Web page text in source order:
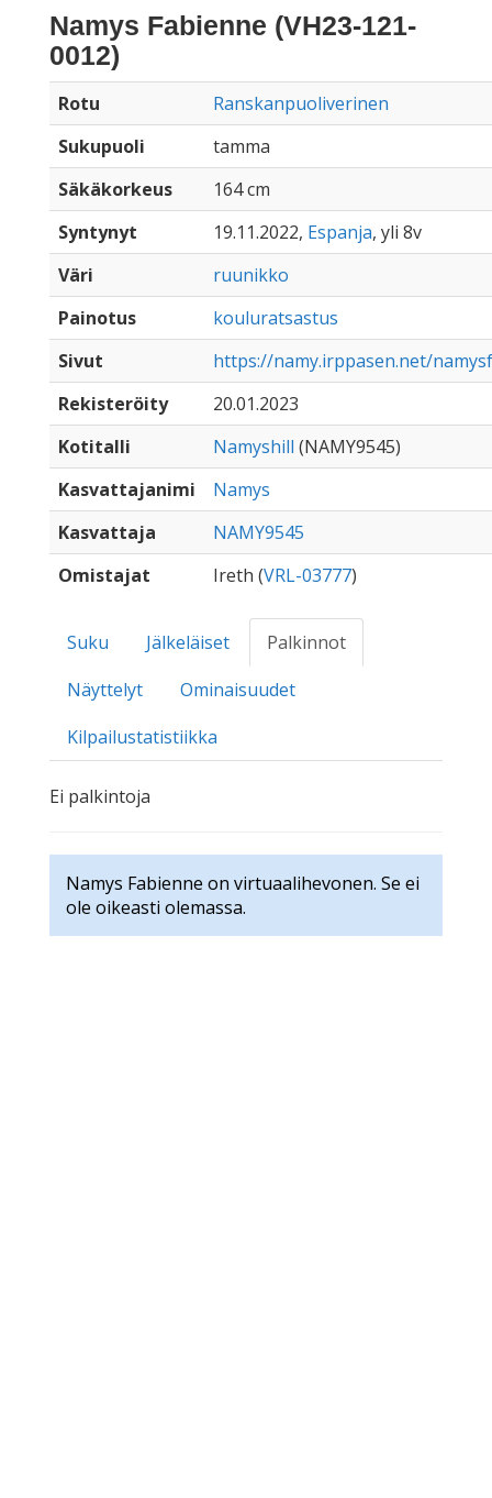
Namys Fabienne (VH23-121-
0012)
Rotu
Ranskanpuoliverinen
Sukupuoli
tamma
Säkäkorkeus
164 cm
Syntynyt
19.11.2022, Espanja, yli 8v
Väri
ruunikko
Painotus
kouluratsastus
Sivut
https://namy.irppasen.net/
Rekisteröity
20.01.2023
Kotitalli
Namyshill (NAMY9545)
Kasvattajanimi
Namys
Kasvattaja
NAMY9545
Omistajat
Ireth (VRL-03777)
Suku Jälkeläiset
Palkinnot
Näyttelyt
Ominaisuudet
Kilpailustatistiikka
Ei palkintoja
Namys Fabienne on virtuaalihevonen. Se ei
ole oikeasti olemassa.